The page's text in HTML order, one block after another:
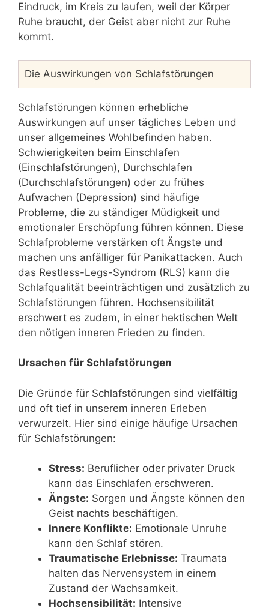
Eindruck, im Kreis zu laufen, weil der Körper
Ruhe braucht, der Geist aber nicht zur Ruhe
kommt.
Die Auswirkungen von Schlafstörungen
Schlafstörungen können erhebliche
Auswirkungen auf unser tägliches Leben und
unser allgemeines Wohlbefinden haben.
Schwierigkeiten beim Einschlafen
(Einschlafstörungen), Durchschlafen
(Durchschlafstörungen) oder zu frühes
Aufwachen (Depression) sind häufige
Probleme, die zu ständiger Müdigkeit und
emotionaler Erschöpfung führen können. Diese
Schlafprobleme verstärken oft Ängste und
machen uns anfälliger für Panikattacken. Auch
das Restless-Legs-Syndrom (RLS) kann die
Schlafqualität beeinträchtigen und zusätzlich zu
Schlafstörungen führen. Hochsensibilität
erschwert es zudem, in einer hektischen Welt
den nötigen inneren Frieden zu finden.
Ursachen für Schlafstörungen
Die Gründe für Schlafstörungen sind vielfältig
und oft tief in unserem inneren Erleben
verwurzelt. Hier sind einige häufige Ursachen
für Schlafstörungen:
Stress: Beruflicher oder privater Druck
kann das Einschlafen erschweren.
Ängste: Sorgen und Ängste können den
Geist nachts beschäftigen.
Innere Konflikte: Emotionale Unruhe
kann den Schlaf stören.
Traumatische Erlebnisse: Traumata
halten das Nervensystem in einem
Zustand der Wachsamkeit.
Hochsensibilität: Intensive